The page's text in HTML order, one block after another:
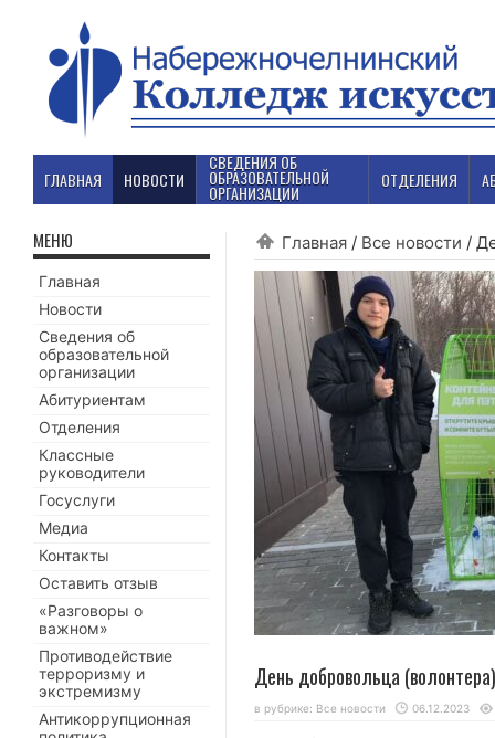
ГЛАВНАЯ НОВОСТИ
СВЕДЕНИЯ ОБ
ОБРАЗОВАТЕЛЬНОЙ
ОРГАНИЗАЦИИ
ОТДЕЛЕНИЯ
Главная / Все новости /
День добровольца (волонтера)
в рубрике: Все новости 06.12.2023
МЕНЮ
Главная
Новости
Сведения об
образовательной
организации
Абитуриентам
Отделения
Классные
руководители
Госуслуги
Медиа
Контакты
Оставить отзыв
«Разговоры о
важном»
Противодействие
терроризму и
экстремизму
Антикоррупционная